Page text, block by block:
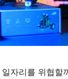
자리를 위협할